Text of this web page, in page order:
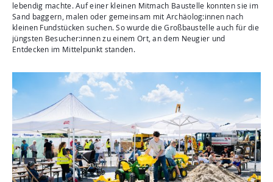
lebendig machte. Auf einer kleinen Mitmach Baustelle konnten sie im
Sand baggern, malen oder gemeinsam mit Archäolog:innen nach
kleinen Fundstücken suchen. So wurde die Großbaustelle auch für die
jüngsten Besucher:innen zu einem Ort, an dem Neugier und
Entdecken im Mittelpunkt standen.